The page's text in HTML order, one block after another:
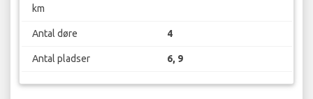
km
Antal døre 4
Antal pladser 6, 9